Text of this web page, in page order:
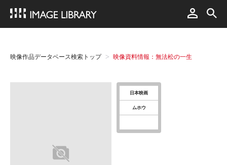
映像作品データベース検索トップ 映像資料情報：無法松の一生
日本映画
ムホウ